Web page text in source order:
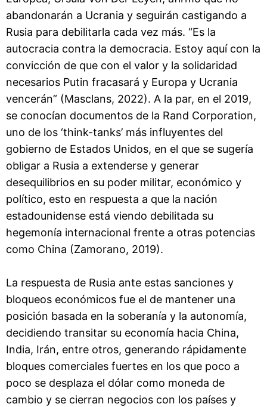
abandonarán a Ucrania y seguirán castigando a
Rusia para debilitarla cada vez más. “Es la
autocracia contra la democracia. Estoy aquí con la
convicción de que con el valor y la solidaridad
necesarios Putin fracasará y Europa y Ucrania
vencerán” (Masclans, 2022). A la par, en el 2019,
se conocían documentos de la Rand Corporation,
uno de los ‘think-tanks’ más influyentes del
gobierno de Estados Unidos, en el que se sugería
obligar a Rusia a extenderse y generar
desequilibrios en su poder militar, económico y
político, esto en respuesta a que la nación
estadounidense está viendo debilitada su
hegemonía internacional frente a otras potencias
como China (Zamorano, 2019).
La respuesta de Rusia ante estas sanciones y
bloqueos económicos fue el de mantener una
posición basada en la soberanía y la autonomía,
decidiendo transitar su economía hacia China,
India, Irán, entre otros, generando rápidamente
bloques comerciales fuertes en los que poco a
poco se desplaza el dólar como moneda de
cambio y se cierran negocios con los países y